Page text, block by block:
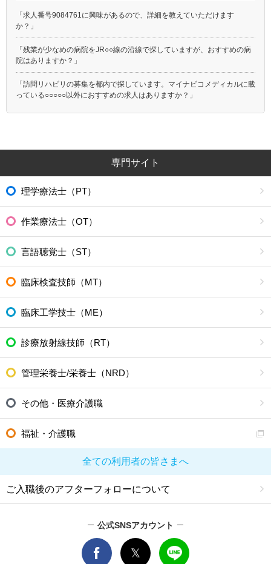
「求人番号9084761に興味があるので、詳細を教えていただけます
か？」
「残業が少なめの病院をJR○○線の沿線で探していますが、おすすめの病
院はありますか？」
「訪問リハビリの募集を都内で探しています。マイナビコメディカルに載
っている○○○○○以外におすすめの求人はありますか？」
専門サイト
理学療法士（PT）
作業療法士（OT）
言語聴覚士（ST）
臨床検査技師（MT）
臨床工学技士（ME）
診療放射線技師（RT）
管理栄養士/栄養士（NRD）
その他・医療介護職
福祉・介護職
全ての利用者の皆さまへ
ご入職後のアフターフォローについて
公式SNSアカウント